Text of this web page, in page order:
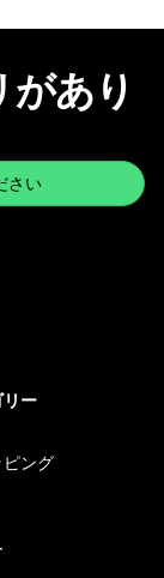
あり
さい
リー
ピング